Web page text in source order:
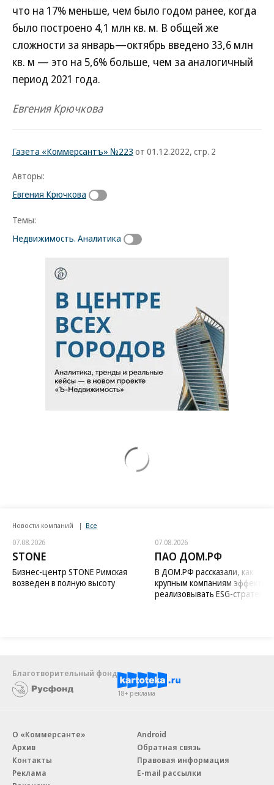
что на 17% меньше, чем было годом ранее, когда
было построено 4,1 млн кв. м. В общей же
сложности за январь—октябрь введено 33,6 млн
кв. м — это на 5,6% больше, чем за аналогичный
период 2021 года.
Евгения Крючкова
Газета «Коммерсантъ» №223 от 01.12.2022, стр. 2
Авторы:
Евгения Крючкова
Темы:
Недвижимость. Аналитика
Новости компаний Все
07.08.2026
STONE
Бизнес-центр STONE Римская
возведен в полную высоту
07.08.2026
ПАО ДОМ.РФ
В ДОМ.РФ рассказали, как
крупным компаниям
реализовывать ESG-стратегию
Благотворительный фонд
18+ реклама
О «Коммерсанте»
Архив
Контакты
Реклама
Android
Обратная связь
Правовая информация
E-mail рассылки